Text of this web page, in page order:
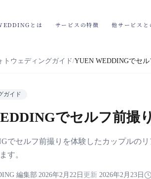
とは サービスの特徴 他サービスと
トウェディングガイド YUEN WEDDINGでセ
ガイド
でセルフ前撮
でセルフ前撮りを体験したカップルの
す。
編集部 2026年2月22日 更新 2026年2月23日